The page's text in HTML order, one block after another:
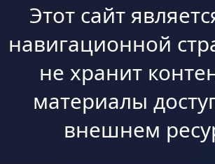
Этот сайт
навигационной
не хранит
материалы
внешнем